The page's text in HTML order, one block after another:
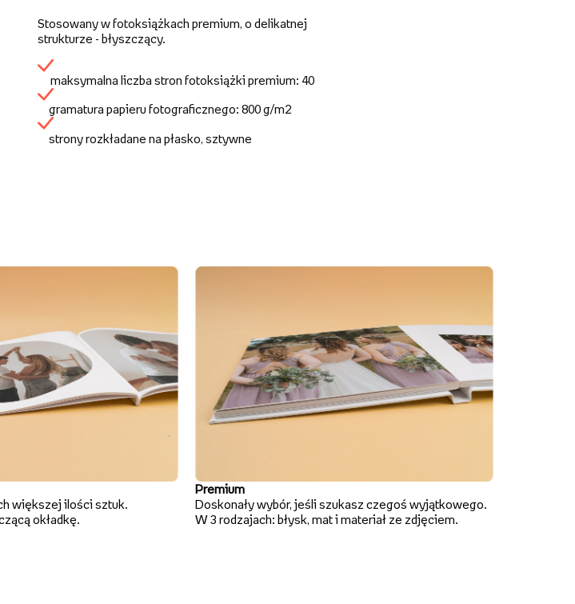
Stosowany w fotoksiążkach premium, o delikatnej
strukturze - błyszczący.
maksymalna liczba stron fotoksiążki premium: 40
gramatura papieru fotograficznego: 800 g/m2
strony rozkładane na płasko, sztywne
większej ilości sztuk.
okładkę.
Premium
Doskonały wybór, jeśli szukasz czegoś wyjątkowego.
W 3 rodzajach: błysk, mat i materiał ze zdjęciem.